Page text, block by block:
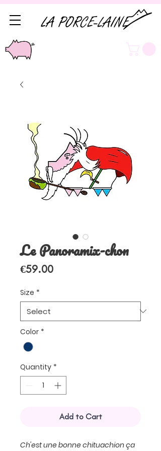
Le Panoramix-chon
€59.00Price
Size *
Color *
Quantity *
Add to Cart
Ch'est une bonne chituachion ça